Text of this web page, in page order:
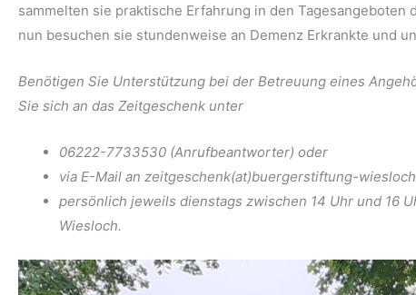
sammelten sie praktische Erfahrung in den
nun besuchen sie stundenweise an Demenz Erkrankte und
Benötigen Sie Unterstützung bei der Betreuung eines
Sie sich an das Zeitgeschenk unter
06222-7733530 (Anrufbeantworter) oder
via E-Mail an zeitgeschenk(at)buergerstiftung-
persönlich jeweils dienstags zwischen 14 Uhr und 16
Wiesloch.